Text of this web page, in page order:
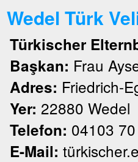
Wedel Türk
Türkischer
Başkan: Frau
Adres: Friedrich-
Yer: 22880 Wedel
Telefon: 04103
E-Mail: